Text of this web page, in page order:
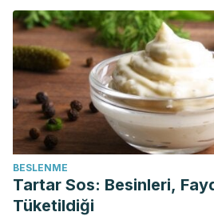
BESLENME
Tartar Sos: Besinleri,
Tüketildiği